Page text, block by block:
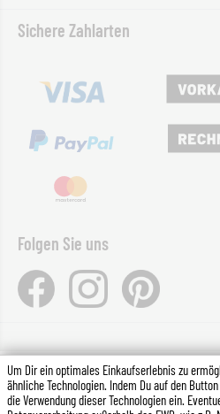
Sichere Zahlarten
Folgen Sie uns
*Alle Preise inkl. gesetzl.
(Ausland)und ggf.
Um Dir ein optimales Einkaufserlebnis zu
ähnliche Technologien. Indem Du auf den
die Verwendung dieser Technologien ein.